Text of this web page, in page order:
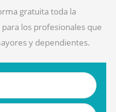
gratuita toda la
los profesionales que
y dependientes.